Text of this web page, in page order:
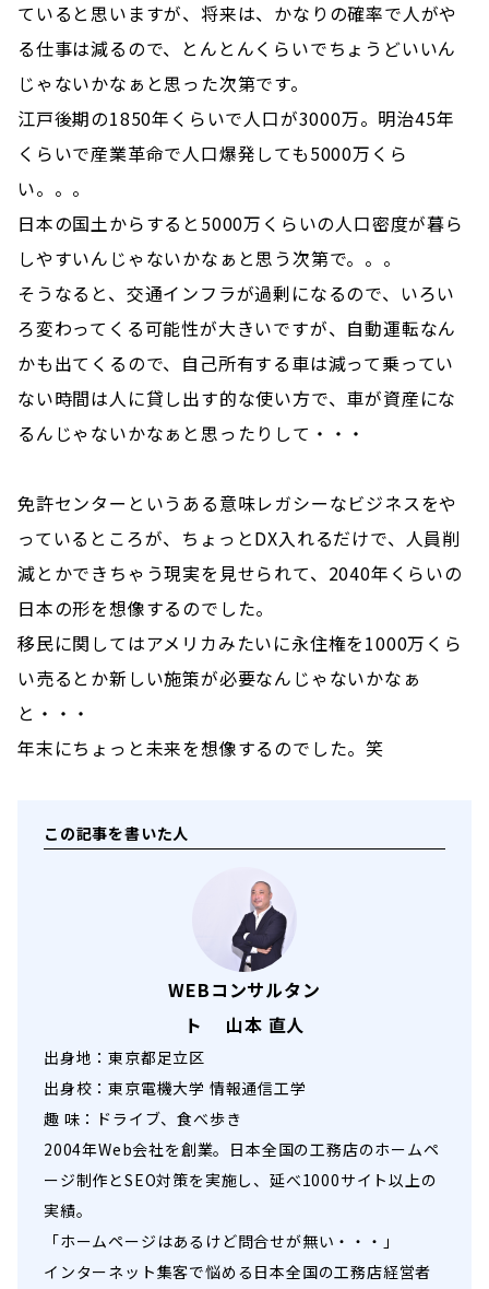
ていると思いますが、将来は、かなりの確率で人がや
る仕事は減るので、とんとんくらいでちょうどいいん
じゃないかなぁと思った次第です。
江戸後期の1850年くらいで人口が3000万。明治45年
くらいで産業革命で人口爆発しても5000万くら
い。。。
日本の国土からすると5000万くらいの人口密度が暮ら
しやすいんじゃないかなぁと思う次第で。。。
そうなると、交通インフラが過剰になるので、いろい
ろ変わってくる可能性が大きいですが、自動運転なん
かも出てくるので、自己所有する車は減って乗ってい
ない時間は人に貸し出す的な使い方で、車が資産にな
るんじゃないかなぁと思ったりして・・・
免許センターというある意味レガシーなビジネスをや
っているところが、ちょっとDX入れるだけで、人員削
減とかできちゃう現実を見せられて、2040年くらいの
日本の形を想像するのでした。
移民に関してはアメリカみたいに永住権を1000万くら
い売るとか新しい施策が必要なんじゃないかなぁ
と・・・
年末にちょっと未来を想像するのでした。笑
この記事を書いた人
WEBコンサルタン
ト 山本 直人
出身地：東京都足立区
出身校：東京電機大学 情報通信工学
趣 味：ドライブ、食べ歩き
2004年Web会社を創業。日本全国の工務店のホームペ
ージ制作とSEO対策を実施し、延べ1000サイト以上の
実績。
「ホームページはあるけど問合せが無い・・・」
インターネット集客で悩める日本全国の工務店経営者